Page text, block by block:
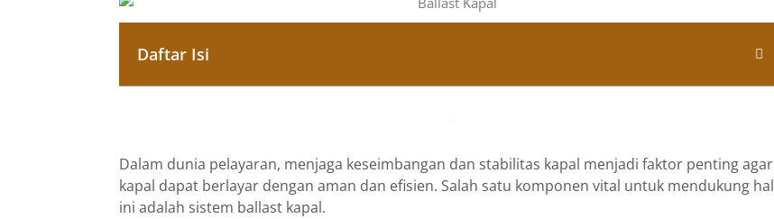
Daftar Isi
Dalam dunia pelayaran, menjaga keseimbangan dan stabilitas kapal menjadi faktor penting agar
kapal dapat berlayar dengan aman dan efisien. Salah satu komponen vital untuk mendukung hal
ini adalah sistem ballast kapal.